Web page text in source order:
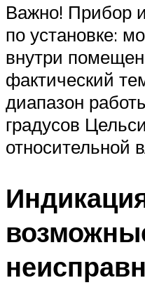
Важно! Прибор
по установке:
внутри
фактический
диапазон
градусов
относительной